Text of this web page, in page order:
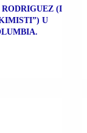
(I
U